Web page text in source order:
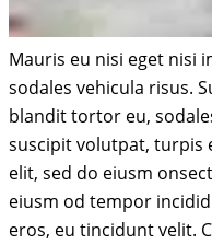
Mauris eu nisi eget nisi
sodales vehicula risus.
blandit tortor eu,
suscipit volutpat, turpis
elit, sed do eiusm
eiusm od tempor
eros, eu tincidunt velit.